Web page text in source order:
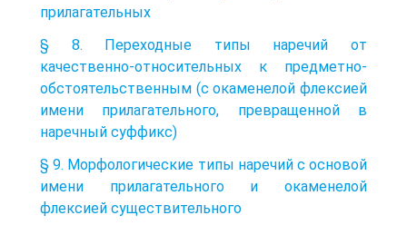
прилагательных
§ 8. Переходные типы наречий от
качественно-относительных к предметно-
обстоятельственным (с окаменелой флексией
имени прилагательного, превращенной в
наречный суффикс)
§ 9. Морфологические типы наречий с основой
имени прилагательного и окаменелой
флексией существительного